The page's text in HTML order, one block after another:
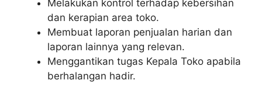
Melakukan kontrol terhadap kebersihan
dan kerapian area toko.
Membuat laporan penjualan harian dan
laporan lainnya yang relevan.
Menggantikan tugas Kepala Toko apabila
berhalangan hadir.